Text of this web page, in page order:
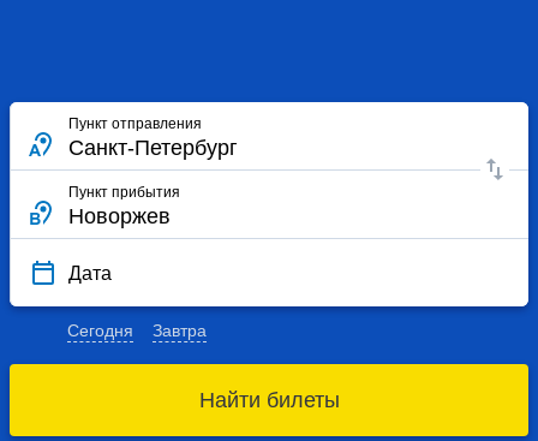
Пункт отправления
Пункт прибытия
Дата
Сегодня Завтра
Найти билеты